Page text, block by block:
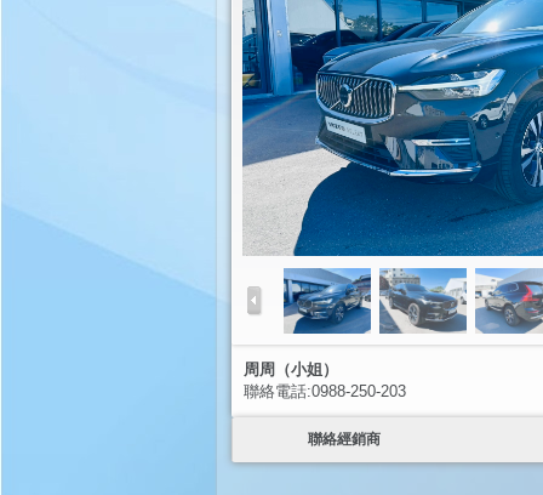
周周（小姐）
聯絡電話:0988-250-203
聯絡經銷商